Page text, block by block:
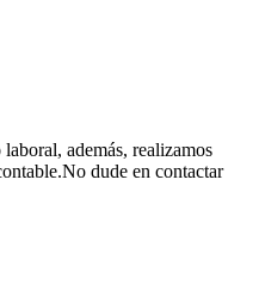
además, realizamos
dude en contactar